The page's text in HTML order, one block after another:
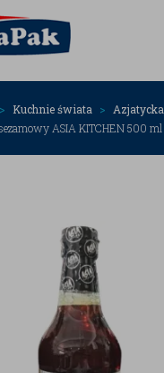
Kuchnie świata Azjatycka
ASIA KITCHEN 500 ml